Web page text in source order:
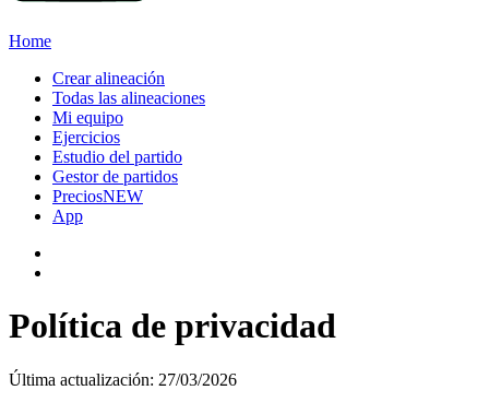
Home
Crear alineación
Todas las alineaciones
Mi equipo
Ejercicios
Estudio del partido
Gestor de partidos
PreciosNEW
App
Política de privacidad
Última actualización: 27/03/2026